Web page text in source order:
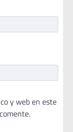
y web en este